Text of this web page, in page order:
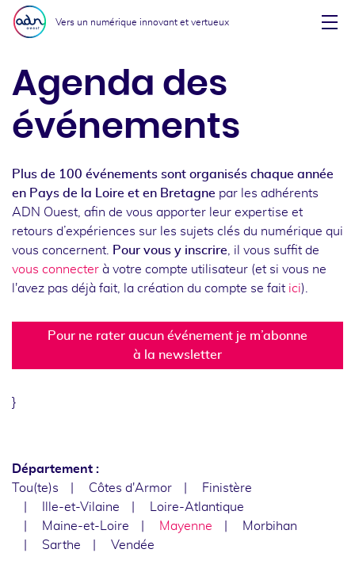
Aller au menu
Aller au contenu
Vers un numérique innovant et vertueux
Agenda des
événements
Plus de 100 événements sont organisés chaque année
en Pays de la Loire et en Bretagne par les adhérents
ADN Ouest, afin de vous apporter leur expertise et
retours d’expériences sur les sujets clés du numérique qui
vous concernent.
Pour vous y inscrire , il vous suffit de
vous connecter à votre compte utilisateur (et si vous ne
l'avez pas déjà fait, la création du compte se fait ici).
Pour ne rater aucun événement je m’abonne
à la newsletter
}
Département :
Tou(te)s
Côtes d'Armor
Finistère
Ille-et-Vilaine
Loire-Atlantique
Maine-et-Loire
Mayenne
Morbihan
Sarthe
Vendée